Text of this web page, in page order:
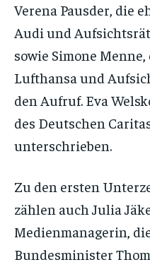
Verena Pausder, die
Audi und
sowie Simone
Lufthansa und
den Aufruf. Eva
des Deutschen
unterschrieben.
Zu den ersten
zählen auch Julia
Medienmanagerin,
Bundesminister